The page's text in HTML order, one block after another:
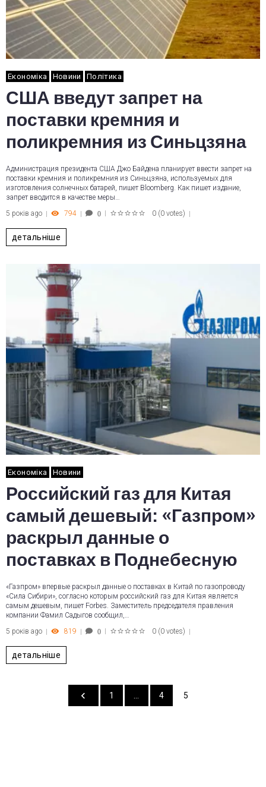
Економіка Новини Політика
США введут запрет на
поставки кремния и
поликремния из Синьцзяна
Администрация президента США Джо Байдена планирует ввести запрет на
поставки кремния и поликремния из Синьцзяна, используемых для
изготовления солнечных батарей, пишет Bloomberg. Как пишет издание,
запрет вводится в качестве меры…
5 років ago
794 0 0 (0 votes)
детальніше
Економіка Новини
Российский газ для Китая
самый дешевый: «Газпром»
раскрыл данные о
поставках в Поднебесную
«Газпром» впервые раскрыл данные о поставках в Китай по газопроводу
«Сила Сибири», согласно которым российский газ для Китая является
самым дешевым, пишет Forbes. Заместитель председателя правления
компании Фамил Садыгов сообщил,…
5 років ago
819 0 0 (0 votes)
детальніше
1 4 5